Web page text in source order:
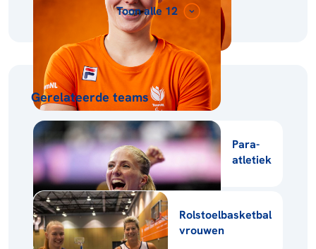
Toon alle 12
Gerelateerde teams
Para-
atletiek
Rolstoelbasketbal
vrouwen